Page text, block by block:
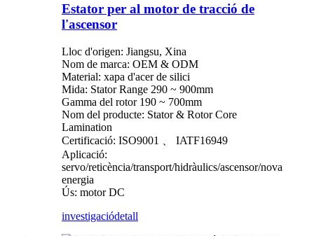
Estator per al motor de tracció de
l'ascensor
Lloc d'origen: Jiangsu, Xina
Nom de marca: OEM & ODM
Material: xapa d'acer de silici
Mida: Stator Range 290 ~ 900mm
Gamma del rotor 190 ~ 700mm
Nom del producte: Stator & Rotor Core
Lamination
Certificació: ISO9001 、 IATF16949
Aplicació:
servo/reticència/transport/hidràulics/ascensor/nova
energia
Ús: motor DC
investigaciódetall